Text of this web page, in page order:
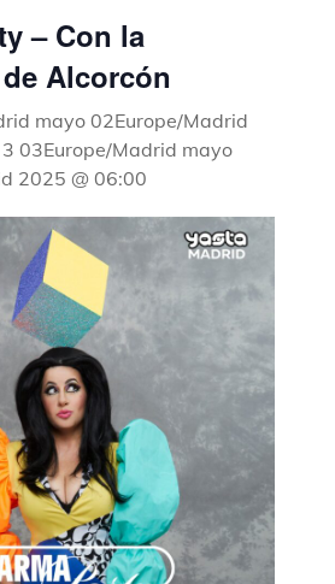
– Con la
Alcorcón
mayo 02Europe/Madrid
3 03Europe/Madrid mayo
2025 @ 06:00